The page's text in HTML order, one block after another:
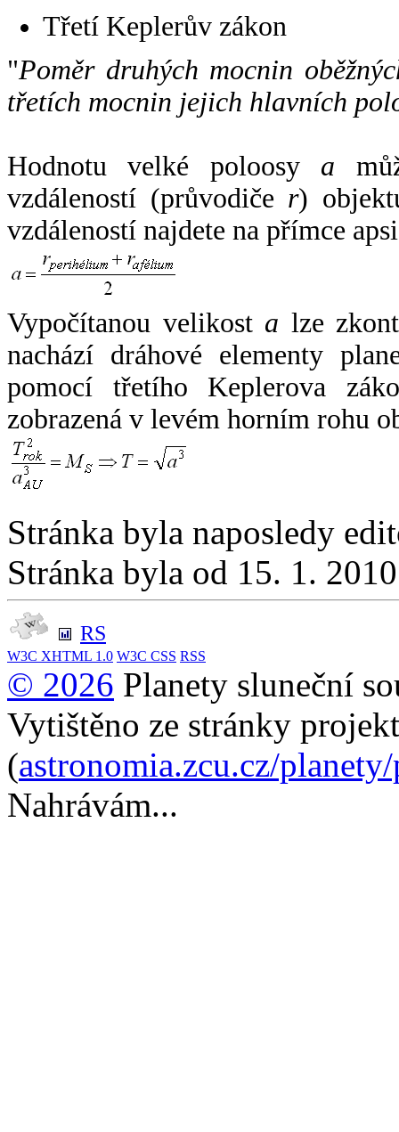
Třetí Keplerův zákon
"Poměr druhých mocnin
třetích mocnin jejich hlavních
Hodnotu velké poloosy a
vzdáleností (průvodiče r)
vzdáleností najdete na přímce
Vypočítanou velikost a lze
nachází dráhové elementy
pomocí třetího Keplerova
zobrazená v levém horním rohu
Stránka byla naposledy
Stránka byla od 15. 1.
RS
W3C XHTML 1.0 W3C CSS RSS
© 2026 Planety sluneční
Vytištěno ze stránky
(astronomia.zcu.cz/
Nahrávám...